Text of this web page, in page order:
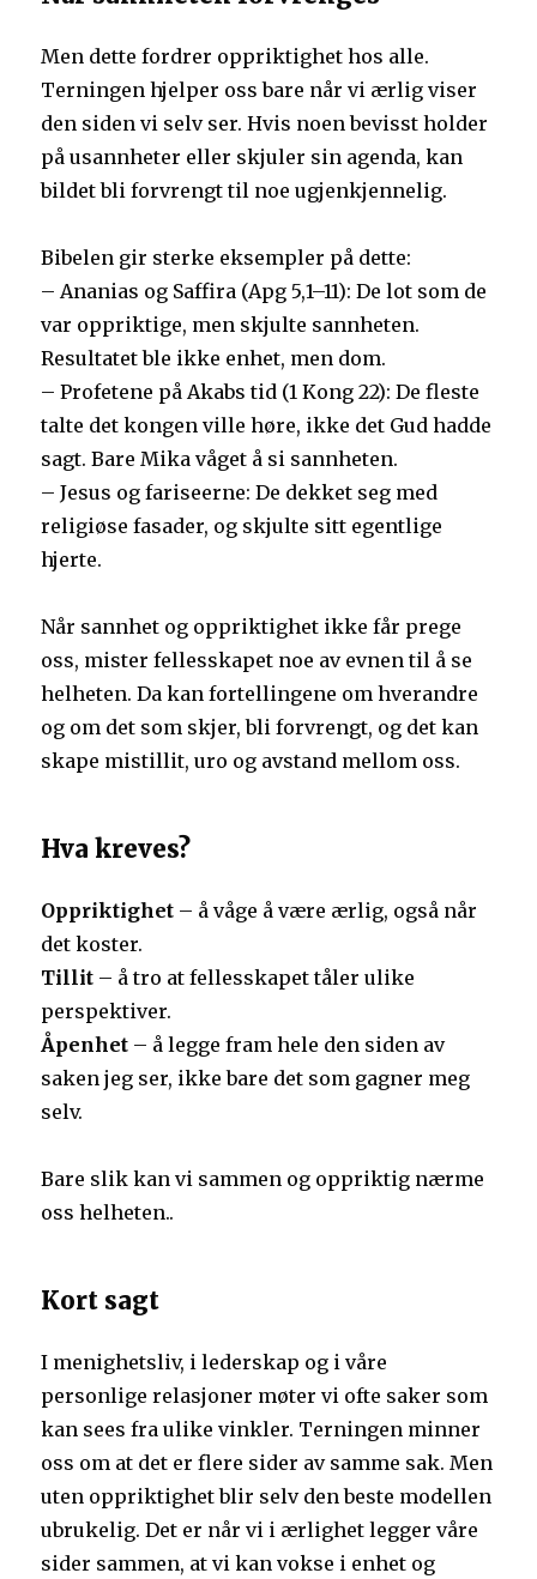
Men dette fordrer oppriktighet hos alle.
Terningen hjelper oss bare når vi ærlig viser
den siden vi selv ser. Hvis noen bevisst holder
på usannheter eller skjuler sin agenda, kan
bildet bli forvrengt til noe ugjenkjennelig.
Bibelen gir sterke eksempler på dette:
– Ananias og Saffira (Apg 5,1–11): De lot som de
var oppriktige, men skjulte sannheten.
Resultatet ble ikke enhet, men dom.
– Profetene på Akabs tid (1 Kong 22): De fleste
talte det kongen ville høre, ikke det Gud hadde
sagt. Bare Mika våget å si sannheten.
– Jesus og fariseerne: De dekket seg med
religiøse fasader, og skjulte sitt egentlige
hjerte.
Når sannhet og oppriktighet ikke får prege
oss, mister fellesskapet noe av evnen til å se
helheten. Da kan fortellingene om hverandre
og om det som skjer, bli forvrengt, og det kan
skape mistillit, uro og avstand mellom oss.
Hva kreves?
Oppriktighet – å våge å være ærlig, også når
det koster.
Tillit – å tro at fellesskapet tåler ulike
perspektiver.
Åpenhet – å legge fram hele den siden av
saken jeg ser, ikke bare det som gagner meg
selv.
Bare slik kan vi sammen og oppriktig nærme
oss helheten..
Kort sagt
I menighetsliv, i lederskap og i våre
personlige relasjoner møter vi ofte saker som
kan sees fra ulike vinkler. Terningen minner
oss om at det er flere sider av samme sak. Men
uten oppriktighet blir selv den beste modellen
ubrukelig. Det er når vi i ærlighet legger våre
sider sammen, at vi kan vokse i enhet og